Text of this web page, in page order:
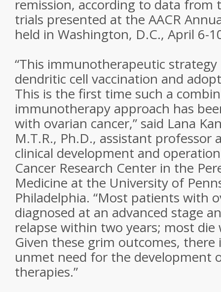
remission, according to data from
trials presented at the AACR
held in Washington, D.C., April 6-
“This immunotherapeutic
dendritic cell vaccination and
This is the first time such a
immunotherapy approach has
with ovarian cancer,” said Lana
M.T.R., Ph.D., assistant professor
clinical development and
Cancer Research Center in the
Medicine at the University of
Philadelphia. “Most patients with
diagnosed at an advanced stage
relapse within two years; most die
Given these grim outcomes, there
unmet need for the development
therapies.”